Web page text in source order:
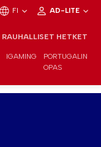
FI AD-LITE
RAUHALLISET HETKET
IGAMING
PORTUGALIN
OPAS